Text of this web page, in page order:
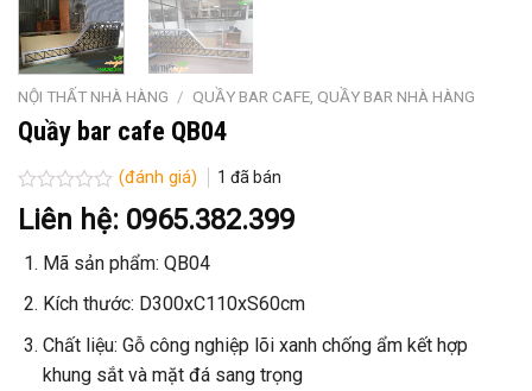
NỘI THẤT NHÀ HÀNG / QUẦY BAR CAFE, QUẦY BAR NHÀ HÀNG
Quầy bar cafe QB04
Được
xếp
0
sao
(đánh giá) 1 đã bán
Liên hệ: 0965.382.399
Mã sản phẩm: QB04
Kích thước: D300xC110xS60cm
Chất liệu: Gỗ công nghiệp lõi xanh chống ẩm kết hợp
khung sắt và mặt đá sang trọng